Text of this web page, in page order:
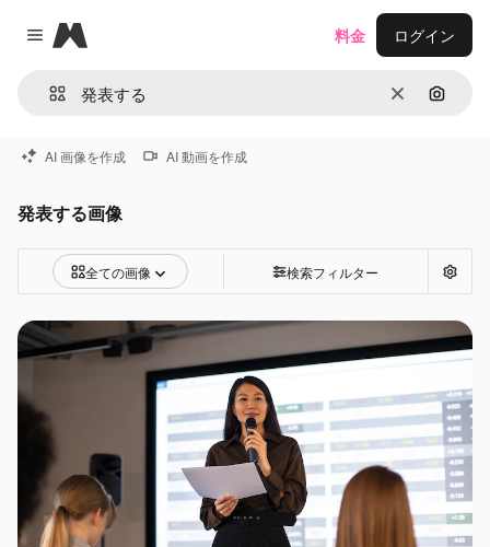
Close menu
Magnific
消去 画像で
料金 ログイン
AI 画像を作成 AI 動画を作成
発表する画像
全ての画像 検索フィルター